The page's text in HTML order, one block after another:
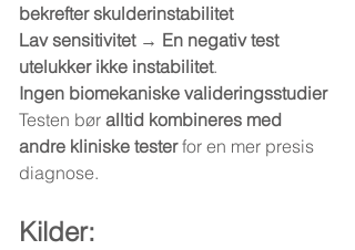
bekrefter skulderinstabilitet
Lav sensitivitet → En negativ test
utelukker ikke instabilitet.
Ingen biomekaniske valideringsstudier
Testen bør alltid kombineres med
andre kliniske tester for en mer presis
diagnose.
Kilder: